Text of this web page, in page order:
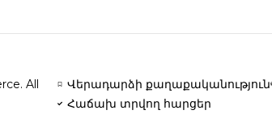
All
Վերադարձի քաղաքականություն
Հաճախ տրվող հարցեր